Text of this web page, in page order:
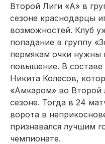
Второй Лиги «А» в
сезоне краснодарцы
возможностей. Клуб
попадание в группу
пермякам очки нужны
повышение. В
Никита Колесов,
«Амкаром» во Второй
сезоне. Тогда в 24
ворота в
признавался лучшим
чемпионате.